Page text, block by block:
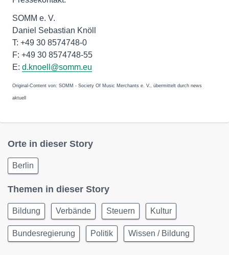
SOMM e. V.
Daniel Sebastian Knöll
T: +49 30 8574748-0
F: +49 30 8574748-55
E: d.knoell@somm.eu
Original-Content von: SOMM - Society Of Music Merchants e. V., übermittelt durch news
aktuell
Orte in dieser Story
Berlin
Themen in dieser Story
Bildung Verbände Steuern Kultur
Bundesregierung Politik Wissen / Bildung